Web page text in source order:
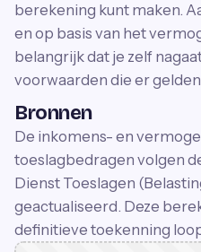
berekening kunt maken.
en op basis van het
belangrijk dat je zelf
voorwaarden die er
Bronnen
De inkomens- en
toeslagbedragen volgen
Dienst Toeslagen
geactualiseerd. Deze
definitieve toekenning